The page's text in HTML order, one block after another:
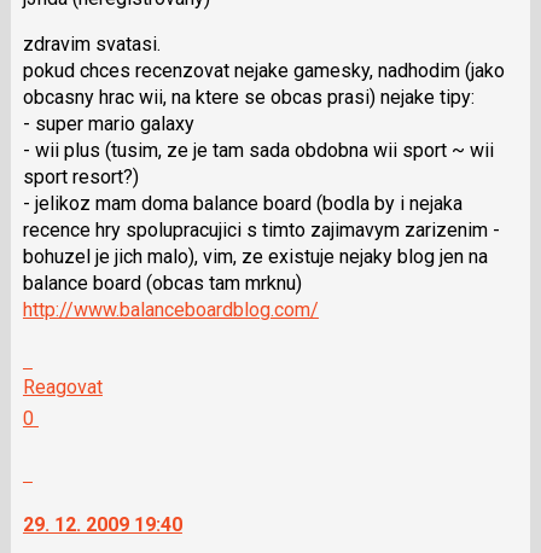
klávesy
N
pro
následující
a
P
pro
předchozí
nový
názor
zdravim svatasi.
pokud chces recenzovat nejake gamesky, nadhodim (jako
obcasny hrac wii, na ktere se obcas prasi) nejake tipy:
- super mario galaxy
- wii plus (tusim, ze je tam sada obdobna wii sport ~ wii
sport resort?)
- jelikoz mam doma balance board (bodla by i nejaka
recence hry spolupracujici s timto zajimavym zarizenim -
bohuzel je jich malo), vim, ze existuje nejaky blog jen na
balance board (obcas tam mrknu)
http://www.balanceboardblog.com/
na
navigaci
lze
Reagovat
0
jako
29. 12. 2009 19:40